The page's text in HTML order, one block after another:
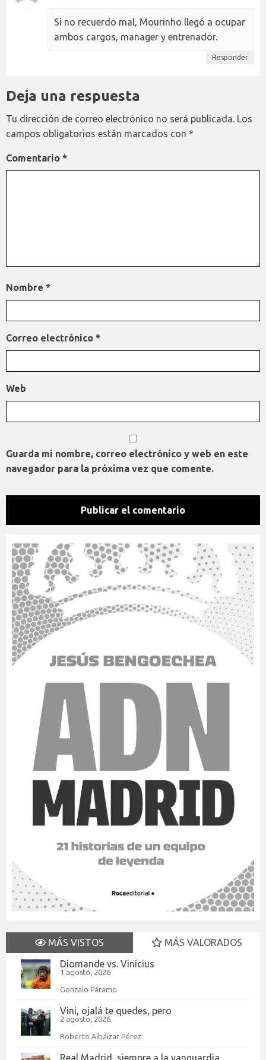
Si no recuerdo mal, Mourinho llegó a ocupar
ambos cargos, manager y entrenador.
Responder
Deja una respuesta
Tu dirección de correo electrónico no será publicada. Los
campos obligatorios están marcados con *
Comentario *
Nombre *
Correo electrónico *
Web
Guarda mi nombre, correo electrónico y web en este
navegador para la próxima vez que comente.
MÁS VISTOS
MÁS VALORADOS
Diomande vs. Vinícius
1 agosto, 2026
Gonzalo Páramo
Vini, ojalá te quedes, pero
2 agosto, 2026
Roberto Albáizar Pérez
Real Madrid, siempre a la vanguardia